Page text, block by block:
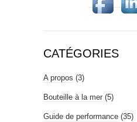
CATÉGORIES
A propos (3)
Bouteille à la mer (5)
Guide de performance (35)